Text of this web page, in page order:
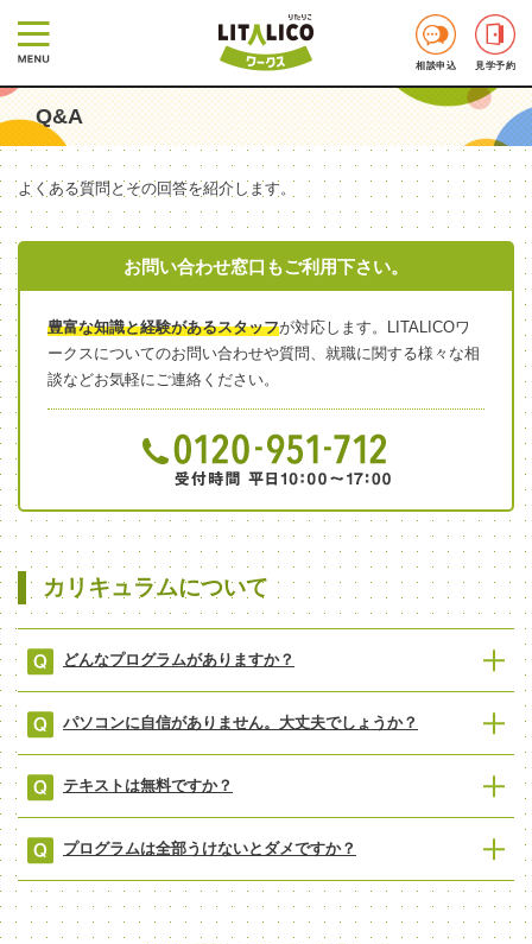
相談申込 見学予約
Q&A
よくある質問とその回答を紹介します。
お問い合わせ窓口もご利用下さい。
豊富な知識と経験があるスタッフが対応します。LITALICOワ
ークスについてのお問い合わせや質問、就職に関する様々な相
談などお気軽にご連絡ください。
カリキュラムについて
どんなプログラムがありますか？
パソコンに自信がありません。大丈夫でしょうか？
テキストは無料ですか？
プログラムは全部うけないとダメですか？